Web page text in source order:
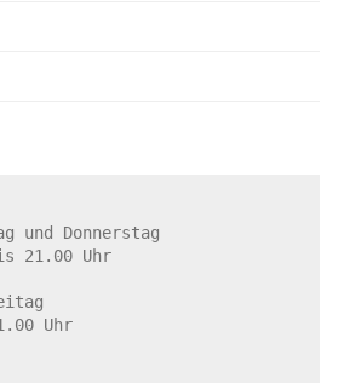
und Donnerstag
21.00 Uhr
Uhr